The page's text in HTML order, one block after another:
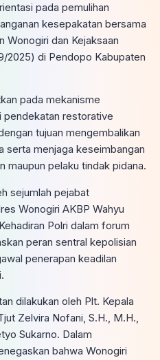
pada pemulihan
kesepakatan bersama
Wonogiri dan Kejaksaan
2025) di Pendopo Kabupaten
pada mekanisme
pendekatan restorative
tujuan mengembalikan
serta menjaga keseimbangan
maupun pelaku tindak pidana.
sejumlah pejabat
Wonogiri AKBP Wahyu
Polri dalam forum
peran sentral kepolisian
penerapan keadilan
dilakukan oleh Plt. Kepala
Zelvira Nofani, S.H., M.H.,
Sukarno. Dalam
bahwa Wonogiri